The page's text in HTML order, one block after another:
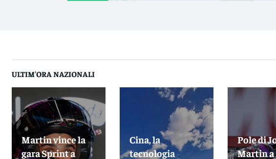
ULTIM'ORA NAZIONALI
Martin vince la
gara Sprint a
Cina, la
tecnologia
Pole di
Martin a